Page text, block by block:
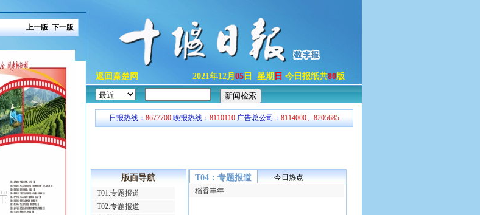
返回秦楚网 2021年12月 05日 星期 日 今日报纸共80版
日报热线： 8677700 晚报热线： 8110110 广告总公司： 8114000、8205685
版面导航
T01.专题报道
T02.专题报道
T04：专题报道
今日热点
稻香丰年
上一版 下一版